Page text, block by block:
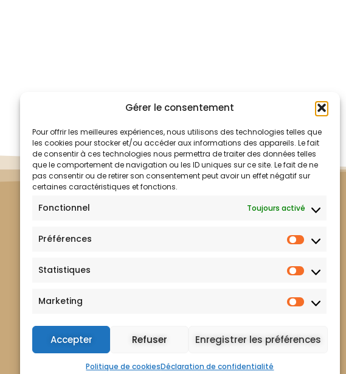
Gérer le consentement
Pour offrir les meilleures expériences, nous utilisons des technologies telles que
les cookies pour stocker et/ou accéder aux informations des appareils. Le fait
de consentir à ces technologies nous permettra de traiter des données telles
que le comportement de navigation ou les ID uniques sur ce site. Le fait de ne
pas consentir ou de retirer son consentement peut avoir un effet négatif sur
certaines caractéristiques et fonctions.
Fonctionnel Toujours activé
Préférences
Statistiques
Marketing
Accepter Refuser Enregistrer les préférences
Politique de cookiesDéclaration de confidentialité
Mentions légales